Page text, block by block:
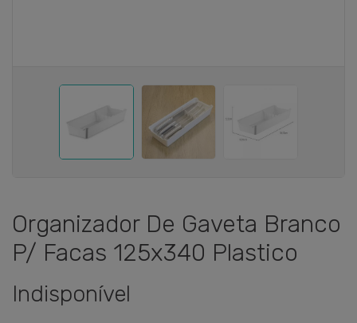
Organizador De Gaveta Branco
P/ Facas 125x340 Plastico
Indisponível